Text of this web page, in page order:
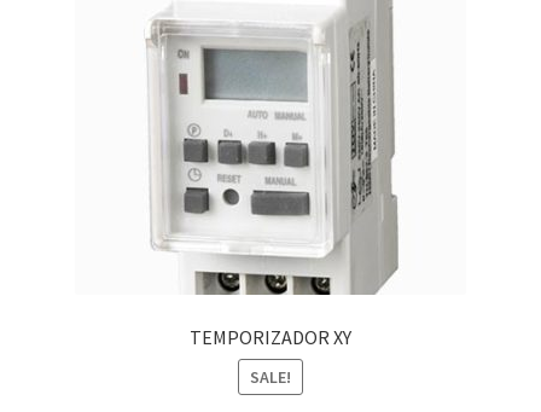
TEMPORIZADOR XY
SALE!